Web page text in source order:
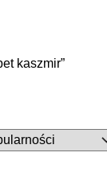
kaszmir”